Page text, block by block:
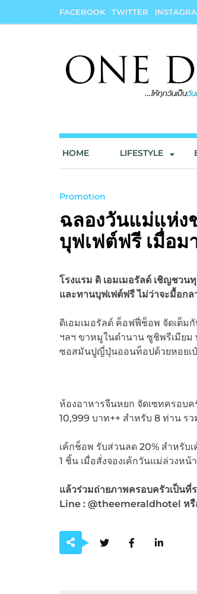
FACEBOOK TWITTER
HOME LIFESTYLE
Promotion
ฉลองวันแม่แห่ง
บุฟเฟต์ฟรี เมื่อม
โรงแรม ดิ เอมเมอรัลด์ เชิญชวน
และทานบุฟเฟต์ฟรี ไม่ว่าจะมื้อกล
ดิเอมเมอรัลด์ ค็อฟฟี่ช็อพ จัดเต็
ฯลฯ ขาหมูในตำนาน ซูชิพรีเมีย
ซอสมันปูญี่ปุ่นออนท็อปด้วยหอยเป๋
ห้องอาหารจีนหยก จัดเซทครอบ
10,999 บาท++ สำหรับ 8 ท่าน ร
เค้กช็อพ รับส่วนลด 20% สำหรั
1 ชิ้น เมื่อสั่งจองเค้กวันแม่ล่วงห
แล้วร่วมถ่ายภาพครอบครัวเป็น
Line : @theemeraldhotel หรื